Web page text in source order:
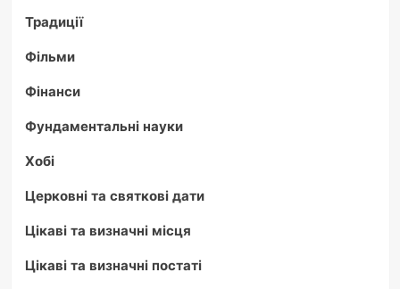
Традиції
Фільми
Фінанси
Фундаментальні науки
Хобі
Церковні та святкові дати
Цікаві та визначні місця
Цікаві та визначні постаті